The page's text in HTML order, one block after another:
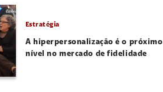
Estratégia
A hiperpersonalização é o próximo
nível no mercado de fidelidade